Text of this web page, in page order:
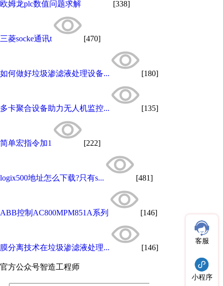
欧姆龙plc数值问题求解 [338]
三菱socke通讯t [470]
如何做好垃圾渗滤液处理设备... [180]
多卡聚合设备助力无人机监控... [135]
简单宏指令加1 [222]
logix500地址怎么下载?只有s... [481]
ABB控制AC800MPM851A系列 [146]
膜分离技术在垃圾渗滤液处理... [146]
官方公众号智造工程师
客服
小程序